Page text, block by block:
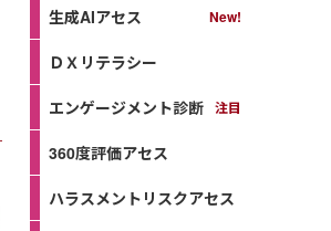
生成AIアセス
ＤＸリテラシー
エンゲージメント診断
360度評価アセス
ハラスメントリスクアセス